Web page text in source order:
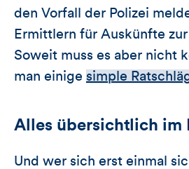
den Vorfall der Polizei
Ermittlern für Auskünfte
Soweit muss es aber nicht
man einige simple
Alles übersichtlich im
Und wer sich erst einmal